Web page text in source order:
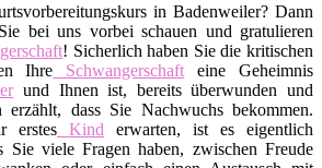
in Badenweiler? Dann
bei uns vorbei schauen und gratulieren
! Sicherlich haben Sie die kritischen
Ihre Schwangerschaft eine Geheimnis
und Ihnen ist, bereits überwunden und
dass Sie Nachwuchs bekommen.
erstes Kind erwarten, ist es eigentlich
Sie viele Fragen haben, zwischen Freude